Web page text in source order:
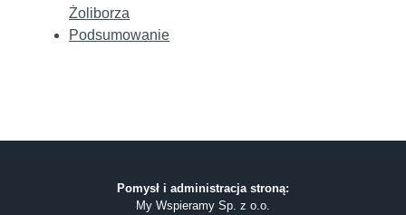
Żoliborza
Podsumowanie
Pomysł i administracja stroną:
My Wspieramy Sp. z o.o.